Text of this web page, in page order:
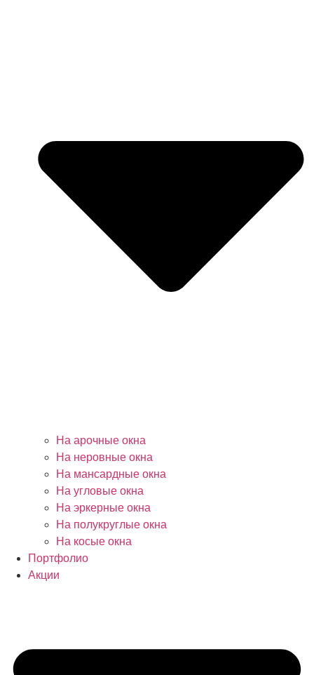
На арочные окна
На неровные окна
На мансардные окна
На угловые окна
На эркерные окна
На полукруглые окна
На косые окна
Портфолио
Акции